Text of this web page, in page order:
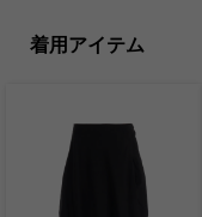
着用アイテム